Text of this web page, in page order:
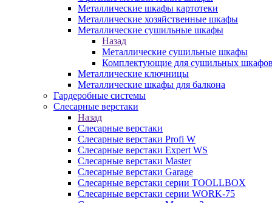
Металлические шкафы картотеки
Металлические хозяйственные шкафы
Металлические сушильные шкафы
Назад
Металлические сушильные шкафы
Комплектующие для сушильных шкафов
Металлические ключницы
Металлические шкафы для балкона
Гардеробные системы
Слесарные верстаки
Назад
Слесарные верстаки
Слесарные верстаки Profi W
Слесарные верстаки Expert WS
Слесарные верстаки Master
Слесарные верстаки Garage
Слесарные верстаки серии TOOLLBOX
Слесарные верстаки серии WORK-75